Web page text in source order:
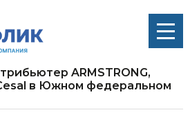
ARMSTRONG,
в Южном федеральном